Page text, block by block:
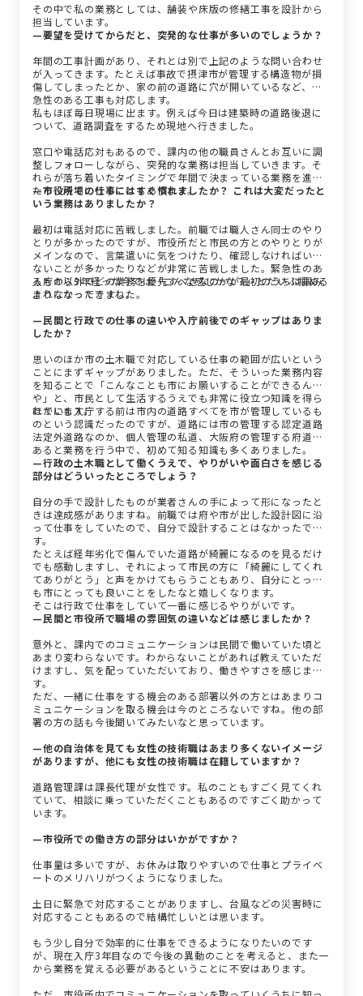
その中で私の業務としては、舗装や床版の修繕工事を設計から
担当しています。
—要望を受けてからだと、突発的な仕事が多いのでしょうか？
年間の工事計画があり、それとは別で上記のような問い合わせ
が入ってきます。たとえば事故で摂津市が管理する構造物が損
傷してしまったとか、家の前の道路に穴が開いているなど、緊
急性のある工事も対応します。
私もほぼ毎日現場に出ます。例えば今日は建築時の道路後退に
ついて、道路調査をするため現地へ行きました。
窓口や電話応対もあるので、課内の他の職員さんとお互いに調
整しフォローしながら、突発的な業務は担当していきます。そ
れらが落ち着いたタイミングで年間で決まっている業務を進め
たり、現場に行くこともあります。
—市役所での仕事にはすぐ慣れましたか？ これは大変だったと
いう業務はありましたか？
最初は電話対応に苦戦しました。前職では職人さん同士のやり
とりが多かったのですが、市役所だと市民の方とのやりとりが
メインなので、言葉遣いに気をつけたり、確認しなければいけ
ないことが多かったりなどが非常に苦戦しました。緊急性のあ
るもの以外でどの業務を優先すべきなのかが最初のうちは掴み
きれなかったですね。
入庁から3年経った今では「こんな感じかな？」とだいぶ掴める
ようになってきました。
—民間と行政での仕事の違いや入庁前後でのギャップはありま
したか？
思いのほか市の土木職で対応している仕事の範囲が広いという
ことにまずギャップがありました。ただ、そういった業務内容
を知ることで「こんなことも市にお願いすることができるん
や」と、市民として生活するうえでも非常に役立つ知識を得ら
れています。
ほかにも入庁する前は市内の道路すべてを市が管理しているも
のという認識だったのですが、道路には市の管理する認定道路
法定外道路なのか、個人管理の私道、大阪府の管理する府道が
あると業務を行う中で、初めて知る知識も多くありました。
—行政の土木職として働くうえで、やりがいや面白さを感じる
部分はどういったところでしょう？
自分の手で設計したものが業者さんの手によって形になったと
きは達成感がありますね。前職では府や市が出した設計図に沿
って仕事をしていたので、自分で設計することはなかったで
す。
たとえば経年劣化で傷んでいた道路が綺麗になるのを見るだけ
でも感動しますし、それによって市民の方に「綺麗にしてくれ
てありがとう」と声をかけてもらうこともあり、自分にとって
も市にとっても良いことをしたなと嬉しくなります。
そこは行政で仕事をしていて一番に感じるやりがいです。
—民間と市役所で職場の雰囲気の違いなどは感じましたか？
意外と、課内でのコミュニケーションは民間で働いていた頃と
あまり変わらないです。わからないことがあれば教えていただ
けますし、気を配っていただいており、働きやすさを感じま
す。
ただ、一緒に仕事をする機会のある部署以外の方とはあまりコ
ミュニケーションを取る機会は今のところないですね。他の部
署の方の話も今後聞いてみたいなと思っています。
—他の自治体を見ても女性の技術職はあまり多くないイメージ
がありますが、他にも女性の技術職は在籍していますか？
道路管理課は課長代理が女性です。私のこともすごく見てくれ
ていて、相談に乗っていただくこともあるのですごく助かって
います。
—市役所での働き方の部分はいかがですか？
仕事量は多いですが、お休みは取りやすいので仕事とプライベ
ートのメリハリがつくようになりました。
土日に緊急で対応することがありますし、台風などの災害時に
対応することもあるので結構忙しいとは思います。
もう少し自分で効率的に仕事をできるようになりたいのです
が、現在入庁3年目なので今後の異動のことを考えると、また一
から業務を覚える必要があるということに不安はあります。